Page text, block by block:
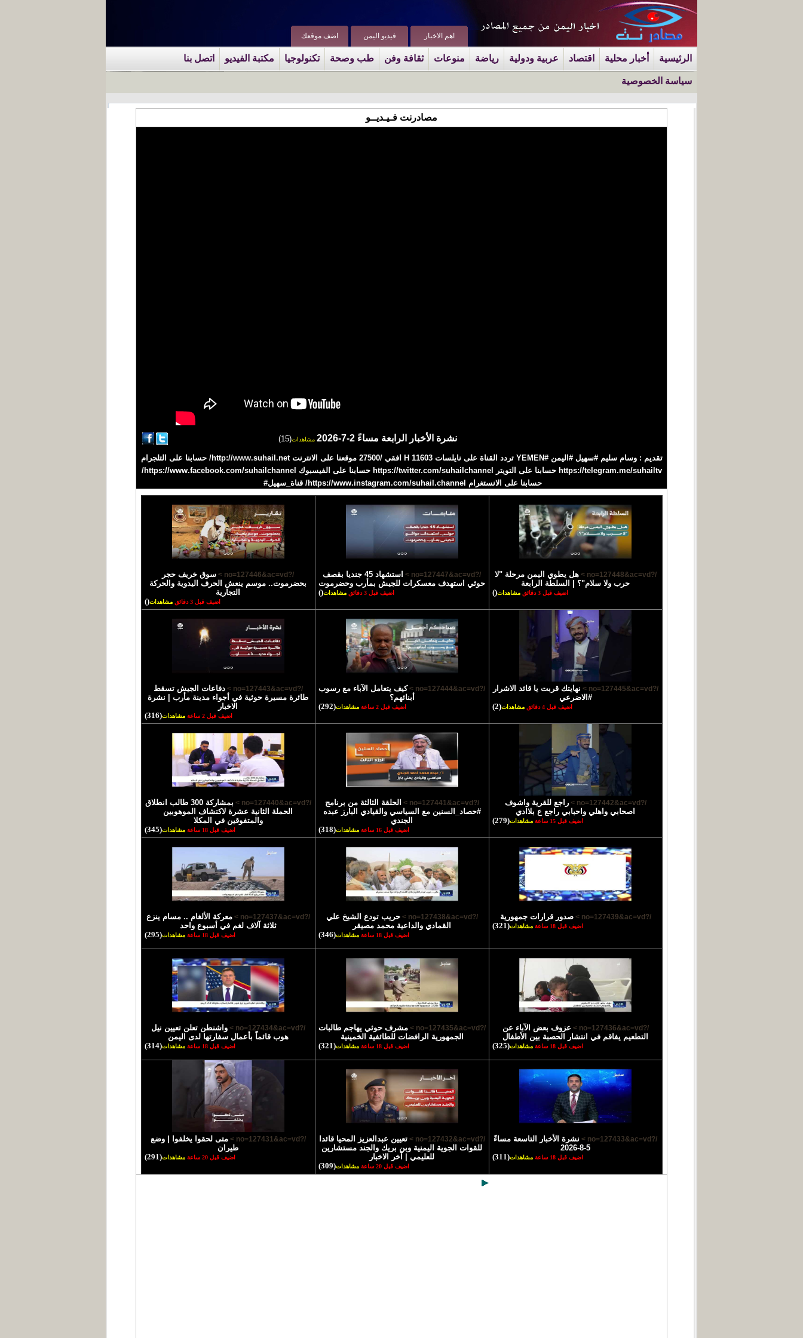
اضف موقعك فيديو اليمن اهم الاخبار
الرئيسية أخبار محلية اقتصاد عربية ودولية رياضة منوعات ثقافة وفن طب وصحة تكنولوجيا مكتبة الفيديو اتصل بنا
سياسة الخصوصية
مصادرنت فـيـديــو
نشرة الأخبار الرابعة مساءً 2-7-2026 مشاهدات(15)
تقديم : وسام سليم #سهيل #اليمن #YEMEN تردد القناة على نايلسات 11603 H افقي /27500 موقعنا على الانترنت http://www.suhail.net/ حسابنا على التلجرام
https://telegram.me/suhailtv حسابنا على التويتر https://twitter.com/suhailchannel حسابنا على الفيسبوك https://www.facebook.com/suhailchannel/
حسابنا على الانستغرام https://www.instagram.com/suhail.channel/ قناة_سهيل# ‪
/?no=127448&ac=vd >
هل يطوي اليمن مرحلة "لا
حرب ولا سلام"؟ | السلطة الرابعة
اضيف قبل 3 دقائق مشاهدات()
/?no=127447&ac=vd >
استشهاد 45 جنديا بقصف
حوثي استهدف معسكرات للجيش بمأرب وحضرموت
اضيف قبل 3 دقائق مشاهدات()
/?no=127446&ac=vd >
سوق خريف حجر
بحضرموت.. موسم ينعش الحرف اليدوية والحركة
التجارية
اضيف قبل 3 دقائق مشاهدات()
/?no=127445&ac=vd >
نهايتك قربت يا قائد الاشرار
#الاضرعي
اضيف قبل 4 دقائق مشاهدات(2)
/?no=127444&ac=vd >
كيف يتعامل الآباء مع رسوب
أبنائهم؟
اضيف قبل 2 ساعة مشاهدات(292)
/?no=127443&ac=vd >
دفاعات الجيش تسقط
طائرة مسيرة حوثية في أجواء مدينة مأرب | نشرة
الاخبار
اضيف قبل 2 ساعة مشاهدات(316)
/?no=127442&ac=vd >
راجع للقرية واشوف
اصحابي واهلي واحبابي راجع ع بلاادي
اضيف قبل 15 ساعة مشاهدات(279)
/?no=127441&ac=vd >
الحلقة الثالثة من برنامج
#حصاد_السنين مع السياسي والقيادي البارز عبده
الجندي
اضيف قبل 16 ساعة مشاهدات(318)
/?no=127440&ac=vd >
بمشاركة 300 طالب انطلاق
الحملة الثانية عشرة لاكتشاف الموهوبين
والمتفوقين في المكلا
اضيف قبل 18 ساعة مشاهدات(345)
/?no=127439&ac=vd > صدور قرارات جمهورية
اضيف قبل 18 ساعة مشاهدات(321)
/?no=127438&ac=vd >
حريب تودع الشيخ علي
القمادي والداعية محمد مصيقر
اضيف قبل 18 ساعة مشاهدات(346)
/?no=127437&ac=vd >
معركة الألغام .. مسام ينزع
ثلاثة آلاف لغم في أسبوع واحد
اضيف قبل 18 ساعة مشاهدات(295)
/?no=127436&ac=vd >
عزوف بعض الآباء عن
التطعيم يفاقم في انتشار الحصبة بين الأطفال
اضيف قبل 18 ساعة مشاهدات(325)
/?no=127435&ac=vd >
مشرف حوثي يهاجم طالبات
الجمهورية الرافضات للطائفية الخمينية
اضيف قبل 18 ساعة مشاهدات(321)
/?no=127434&ac=vd >
واشنطن تعلن تعيين نيل
هوب قائماً بأعمال سفارتها لدى اليمن
اضيف قبل 18 ساعة مشاهدات(314)
/?no=127433&ac=vd >
نشرة الأخبار التاسعة مساءً
5-8-2026
اضيف قبل 18 ساعة مشاهدات(311)
/?no=127432&ac=vd >
تعيين عبدالعزيز المحيا قائدا
للقوات الجوية اليمنية وبن بريك والجند مستشارين
للعليمي | آخر الاخبار
اضيف قبل 20 ساعة مشاهدات(309)
/?no=127431&ac=vd >
متى لحقوا يخلفوا | وضع
طيران
اضيف قبل 20 ساعة مشاهدات(291)